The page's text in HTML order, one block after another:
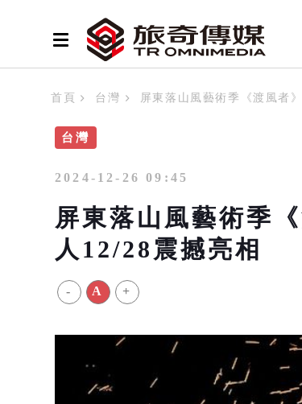
首頁 台灣 屏東落山風藝術季《渡風者
台灣
2024-12-26 09:45
屏東落山風藝術季
人12/28震撼亮相
- A +